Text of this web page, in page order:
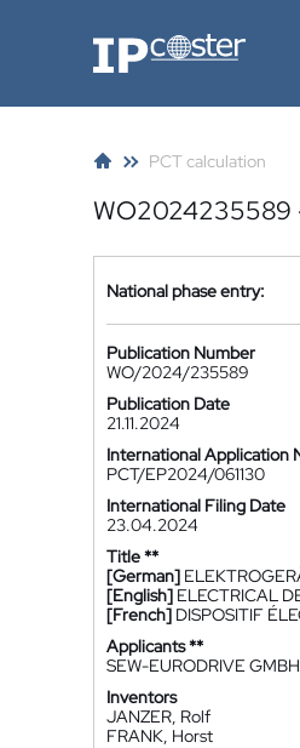
IP-Coster
PCT calculation
WO2024235589
National phase entry:
Publication Number
WO/2024/235589
Publication Date
21.11.2024
International Application
PCT/EP2024/061130
International Filing Date
23.04.2024
Title **
[German]
[English] ELECTRICAL
[French] DISPOSITIF
Applicants **
SEW-EURODRIVE
Inventors
JANZER, Rolf
FRANK, Horst